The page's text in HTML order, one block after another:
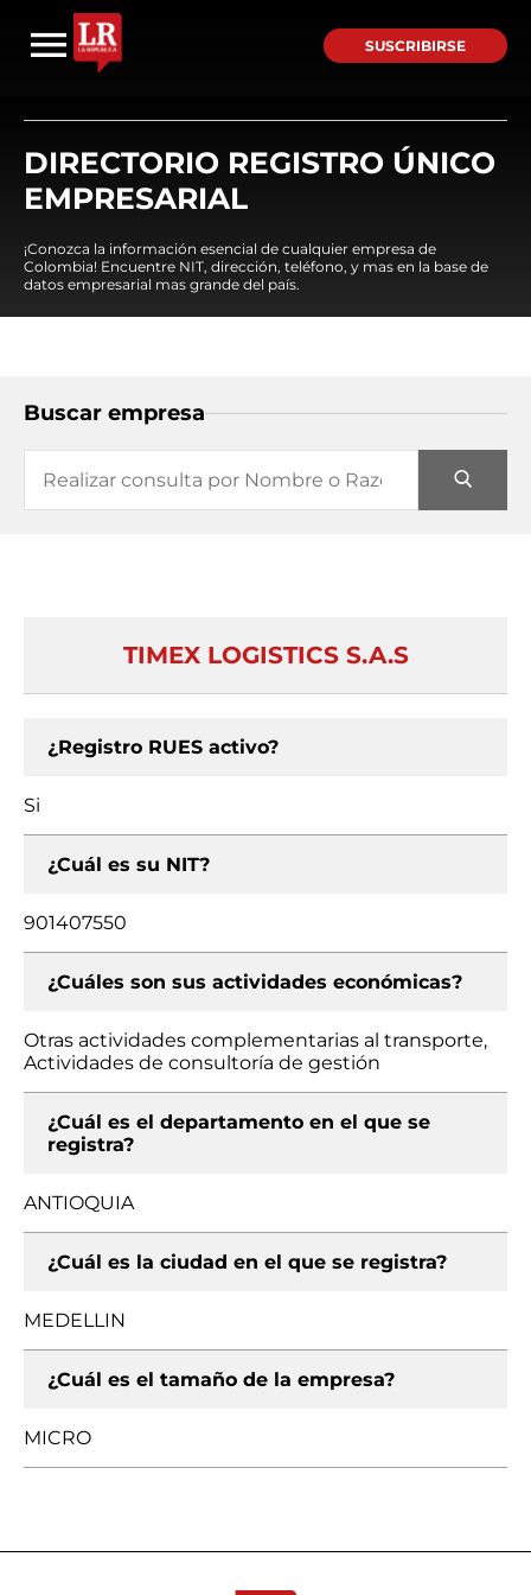
SUSCRIBIRSE
DIRECTORIO REGISTRO ÚNICO
EMPRESARIAL
¡Conozca la información esencial de cualquier empresa de
Colombia! Encuentre NIT, dirección, teléfono, y mas en la base de
datos empresarial mas grande del país.
Buscar empresa
TIMEX LOGISTICS S.A.S
¿Registro RUES activo?
Si
¿Cuál es su NIT?
901407550
¿Cuáles son sus actividades económicas?
Otras actividades complementarias al transporte,
Actividades de consultoría de gestión
¿Cuál es el departamento en el que se
registra?
ANTIOQUIA
¿Cuál es la ciudad en el que se registra?
MEDELLIN
¿Cuál es el tamaño de la empresa?
MICRO